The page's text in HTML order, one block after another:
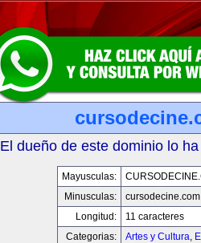
El dueño de este dominio lo
Mayusculas:
Minusculas:
cursodecine.com
Longitud:
11 caracteres
Categorias:
Artes y Cultura,